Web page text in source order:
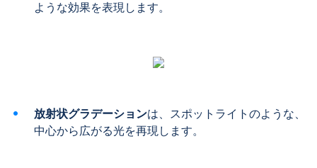
ような効果を表現します。
放射状グラデーションは、スポットライトのような、
中心から広がる光を再現します。